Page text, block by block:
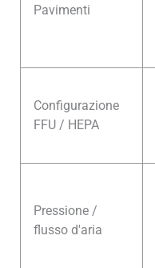
Pavimenti
Configurazione
FFU / HEPA
Pressione /
flusso d'aria